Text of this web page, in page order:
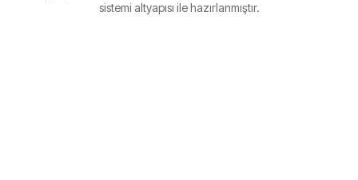
sistemi altyapısı ile hazırlanmıştır.